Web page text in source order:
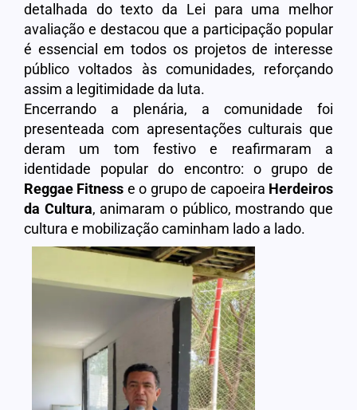
detalhada do texto da Lei para uma melhor
avaliação e destacou que a participação popular
é essencial em todos os projetos de interesse
público voltados às comunidades, reforçando
assim a legitimidade da luta.
Encerrando a plenária, a comunidade foi
presenteada com apresentações culturais que
deram um tom festivo e reafirmaram a
identidade popular do encontro: o grupo de
Reggae Fitness e o grupo de capoeira Herdeiros
da Cultura, animaram o público, mostrando que
cultura e mobilização caminham lado a lado.